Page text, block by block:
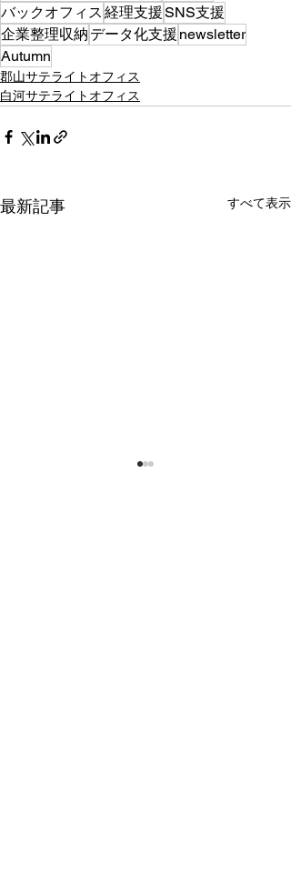
バックオフィス 経理支援SNS支援
企業整理収納 データ化支援 newsletter
Autumn
郡山サテライトオフィス
白河サテライトオフィス
最新記事 すべて表示